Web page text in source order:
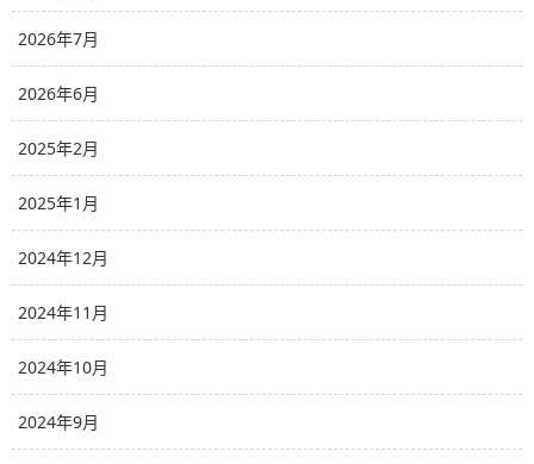
2026年7月
2026年6月
2025年2月
2025年1月
2024年12月
2024年11月
2024年10月
2024年9月